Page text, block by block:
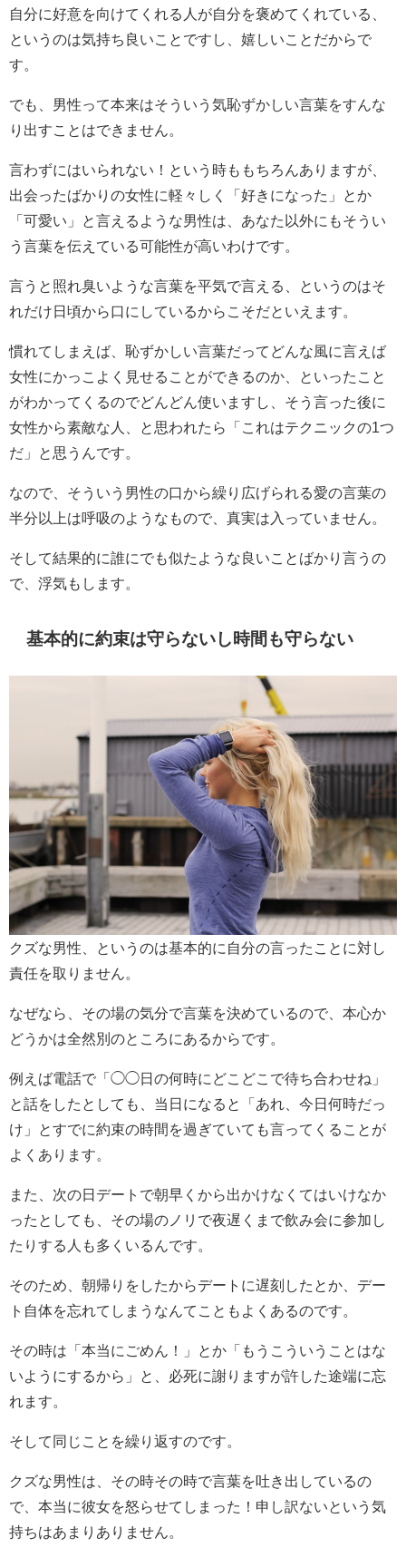
自分に好意を向けてくれる人が自分を褒めてくれている、
というのは気持ち良いことですし、嬉しいことだからで
す。
でも、男性って本来はそういう気恥ずかしい言葉をすんな
り出すことはできません。
言わずにはいられない！という時ももちろんありますが、
出会ったばかりの女性に軽々しく「好きになった」とか
「可愛い」と言えるような男性は、あなた以外にもそうい
う言葉を伝えている可能性が高いわけです。
言うと照れ臭いような言葉を平気で言える、というのはそ
れだけ日頃から口にしているからこそだといえます。
慣れてしまえば、恥ずかしい言葉だってどんな風に言えば
女性にかっこよく見せることができるのか、といったこと
がわかってくるのでどんどん使いますし、そう言った後に
女性から素敵な人、と思われたら「これはテクニックの1つ
だ」と思うんです。
なので、そういう男性の口から繰り広げられる愛の言葉の
半分以上は呼吸のようなもので、真実は入っていません。
そして結果的に誰にでも似たような良いことばかり言うの
で、浮気もします。
基本的に約束は守らないし時間も守らない
クズな男性、というのは基本的に自分の言ったことに対し
責任を取りません。
なぜなら、その場の気分で言葉を決めているので、本心か
どうかは全然別のところにあるからです。
例えば電話で「◯◯日の何時にどこどこで待ち合わせね」
と話をしたとしても、当日になると「あれ、今日何時だっ
け」とすでに約束の時間を過ぎていても言ってくることが
よくあります。
また、次の日デートで朝早くから出かけなくてはいけなか
ったとしても、その場のノリで夜遅くまで飲み会に参加し
たりする人も多くいるんです。
そのため、朝帰りをしたからデートに遅刻したとか、デー
ト自体を忘れてしまうなんてこともよくあるのです。
その時は「本当にごめん！」とか「もうこういうことはな
いようにするから」と、必死に謝りますが許した途端に忘
れます。
そして同じことを繰り返すのです。
クズな男性は、その時その時で言葉を吐き出しているの
で、本当に彼女を怒らせてしまった！申し訳ないという気
持ちはあまりありません。